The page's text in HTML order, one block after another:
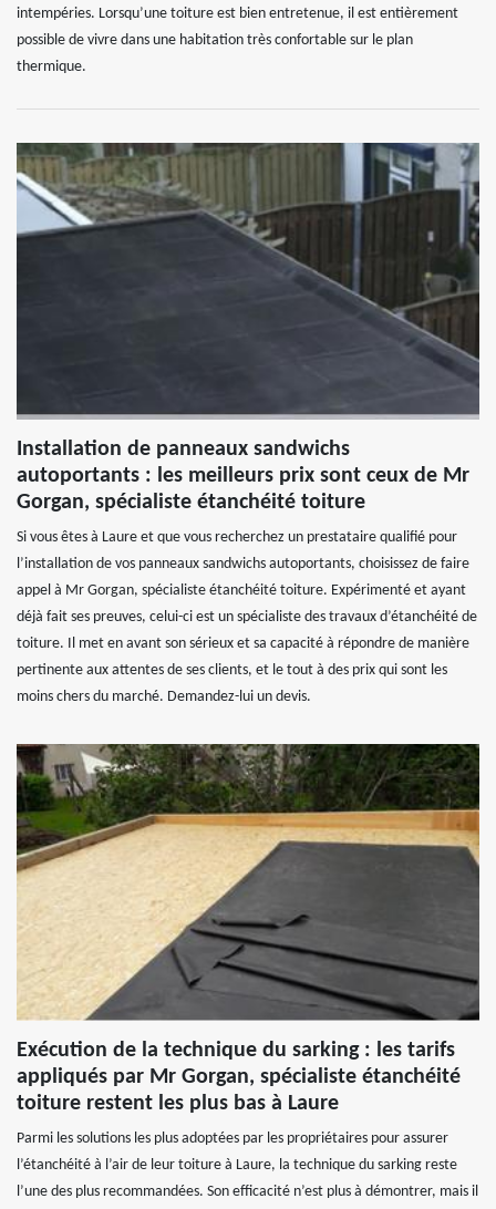
intempéries. Lorsqu’une toiture est bien entretenue, il est entièrement
possible de vivre dans une habitation très confortable sur le plan
thermique.
Installation de panneaux sandwichs
autoportants : les meilleurs prix sont ceux de Mr
Gorgan, spécialiste étanchéité toiture
Si vous êtes à Laure et que vous recherchez un prestataire qualifié pour
l’installation de vos panneaux sandwichs autoportants, choisissez de faire
appel à Mr Gorgan, spécialiste étanchéité toiture. Expérimenté et ayant
déjà fait ses preuves, celui-ci est un spécialiste des travaux d’étanchéité de
toiture. Il met en avant son sérieux et sa capacité à répondre de manière
pertinente aux attentes de ses clients, et le tout à des prix qui sont les
moins chers du marché. Demandez-lui un devis.
Exécution de la technique du sarking : les tarifs
appliqués par Mr Gorgan, spécialiste étanchéité
toiture restent les plus bas à Laure
Parmi les solutions les plus adoptées par les propriétaires pour assurer
l’étanchéité à l’air de leur toiture à Laure, la technique du sarking reste
l’une des plus recommandées. Son efficacité n’est plus à démontrer, mais il